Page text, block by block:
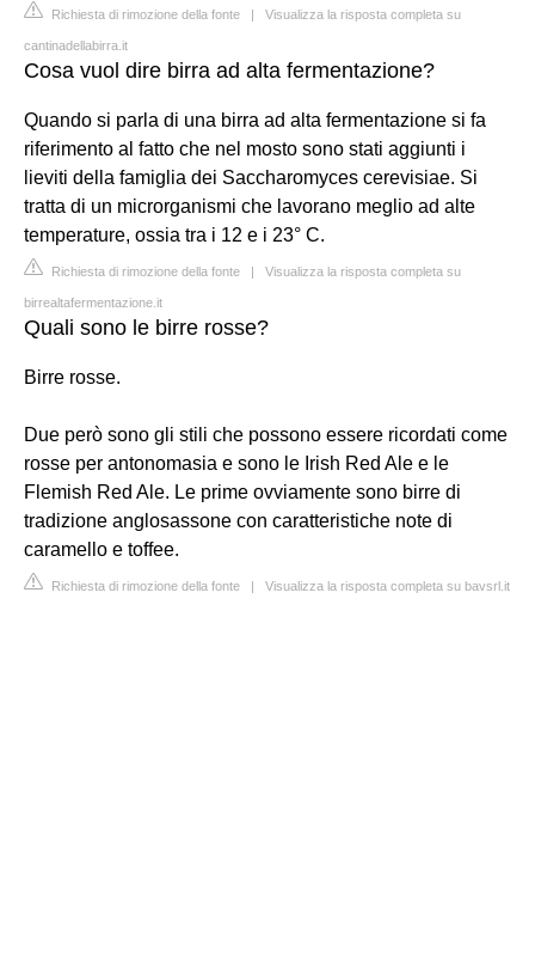
Richiesta di rimozione della fonte | Visualizza la risposta completa su
cantinadellabirra.it
Cosa vuol dire birra ad alta fermentazione?
Quando si parla di una birra ad alta fermentazione si fa
riferimento al fatto che nel mosto sono stati aggiunti i
lieviti della famiglia dei Saccharomyces cerevisiae. Si
tratta di un microrganismi che lavorano meglio ad alte
temperature, ossia tra i 12 e i 23° C.
Richiesta di rimozione della fonte | Visualizza la risposta completa su
birrealtafermentazione.it
Quali sono le birre rosse?
Birre rosse.
Due però sono gli stili che possono essere ricordati come
rosse per antonomasia e sono le Irish Red Ale e le
Flemish Red Ale. Le prime ovviamente sono birre di
tradizione anglosassone con caratteristiche note di
caramello e toffee.
Richiesta di rimozione della fonte | Visualizza la risposta completa su bavsrl.it